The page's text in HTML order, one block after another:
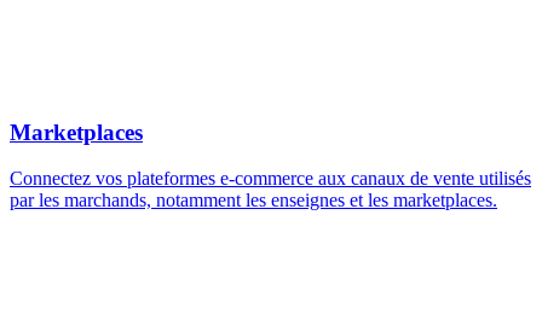
Marketplaces
Connectez vos plateformes e-commerce aux canaux de vente utilisés
par les marchands, notamment les enseignes et les marketplaces.